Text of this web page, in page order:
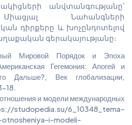
անվտանգությանը՝
Նահանգների
դիրքերը և խոչընդոտելով
գերակայությանը։
Мировой Порядок и Эпоха
Гегемония: Апогей и
Дальше?, Век глобализации,
18.
и модели международных
6_10348_tema–
otnosheniya-i-modeli-